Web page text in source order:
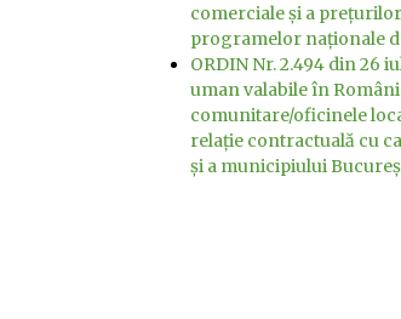
comerciale şi a
programelor naţionale
ORDIN Nr. 2.494 din 26
uman valabile în
comunitare/oficinele
relaţie contractuală cu
şi a municipiului